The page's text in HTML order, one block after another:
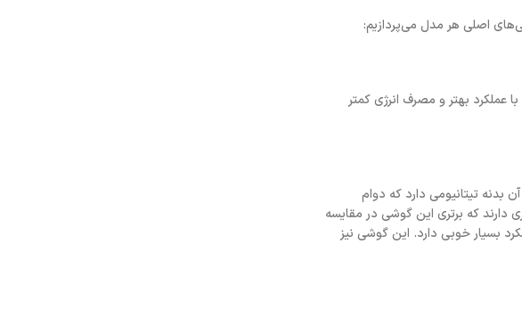
اصلی هر مدل می‌پردازیم:
صفحه نمایش آن OLED است و دوربین آن دوگانه است و قابلیت های جدید در عکاسی و فیلم برداری دارد و پردازنده آن A16 Bionic با عملکرد بهتر و مصرف انرژی کمتر
دارد. در آیفون 16 پرو برخلاف مدل معمولی آن بدنه تیتانیومی دارد که دوام
تر و پردازنده قوی تری دارند که برتری این گوشی در مقایسه
120 هرتزی روی آیفون 16 پرو مشاهده میکنیم که عملکرد بسیار خوبی دارد. این گوشی نیز